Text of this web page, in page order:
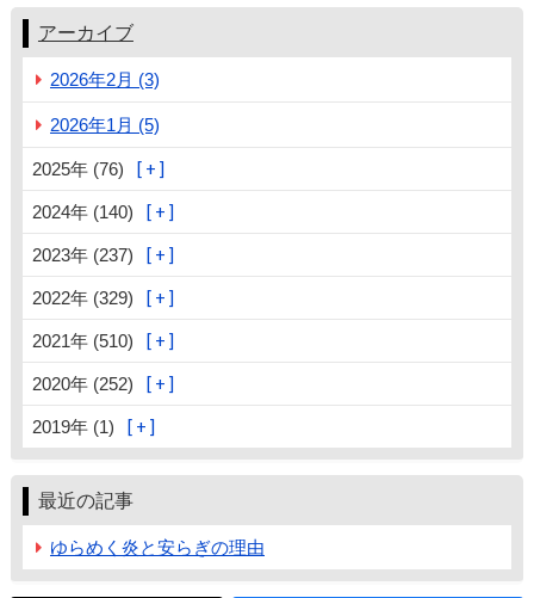
アーカイブ
2026年2月 (3)
2026年1月 (5)
2025年 (76)
2024年 (140)
2023年 (237)
2022年 (329)
2021年 (510)
2020年 (252)
2019年 (1)
最近の記事
ゆらめく炎と安らぎの理由